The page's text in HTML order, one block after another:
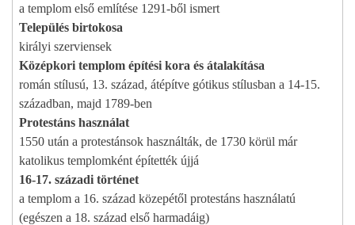
a templom első említése 1291-ből ismert
Település birtokosa
királyi szerviensek
Középkori templom építési kora és átalakítása
román stílusú, 13. század, átépítve gótikus stílusban a 14-15.
században, majd 1789-ben
Protestáns használat
1550 után a protestánsok használták, de 1730 körül már
katolikus templomként építették újjá
16-17. századi történet
a templom a 16. század közepétől protestáns használatú
(egészen a 18. század első harmadáig)